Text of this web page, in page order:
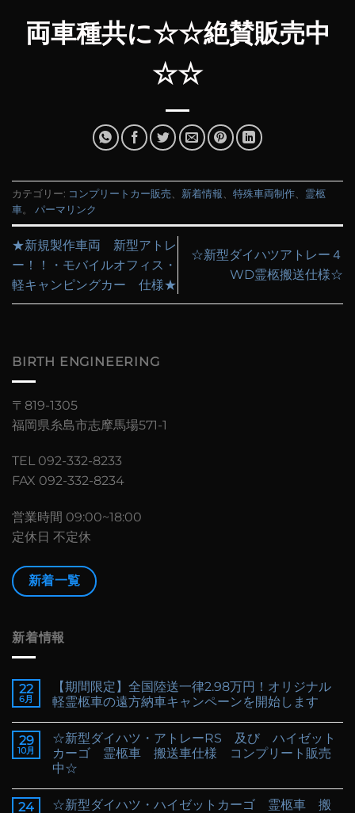
両車種共に☆☆絶賛販売中
☆☆
カテゴリー: コンプリートカー販売 新着情報 特殊車両制作
霊柩
車。 パーマリンク
★新規製作車両 新型アトレ
ー！！・モバイルオフィス・
軽キャンピングカー 仕様★
☆新型ダイハツアトレー４
WD霊柩搬送仕様☆
BIRTH ENGINEERING
〒819-1305
福岡県糸島市志摩馬場571-1
TEL 092-332-8233
FAX 092-332-8234
営業時間 09:00~18:00
定休日 不定休
新着一覧
新着情報
22
6月
【期間限定】全国陸送一律2.98万円！オリジナル
軽霊柩車の遠方納車キャンペーンを開始します
29
10月
☆新型ダイハツ・アトレーRS 及び ハイゼット
カーゴ 霊柩車 搬送車仕様 コンプリート販売
中☆
24
☆新型ダイハツ・ハイゼットカーゴ 霊柩車 搬